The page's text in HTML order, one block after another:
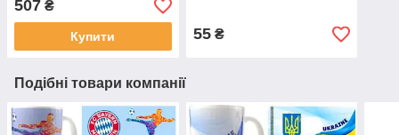
507 ₴
Купити 55₴
Подібні товари компанії